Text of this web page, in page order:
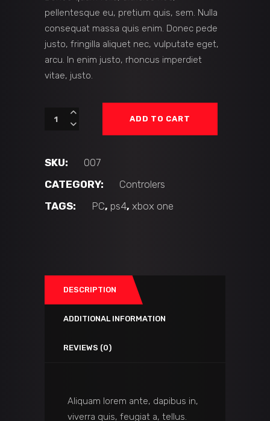
pellentesque eu, pretium quis, sem. Nulla
consequat massa quis enim. Donec pede
justo, fringilla aliquet nec, vulputate eget,
arcu. In enim justo, rhoncus imperdiet
vitae, justo.
ADD TO CART
SKU:
007
CATEGORY:
Controlers
TAGS:
PC, ps4, xbox one
DESCRIPTION
ADDITIONAL INFORMATION
REVIEWS (0)
Aliquam lorem ante, dapibus in,
viverra quis, feugiat a, tellus.